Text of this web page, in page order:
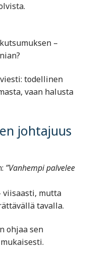
–
todellinen
vaan halusta
johtajuus
”Vanhempi palvelee
viisaasti, mutta
tavalla.
ohjaa sen